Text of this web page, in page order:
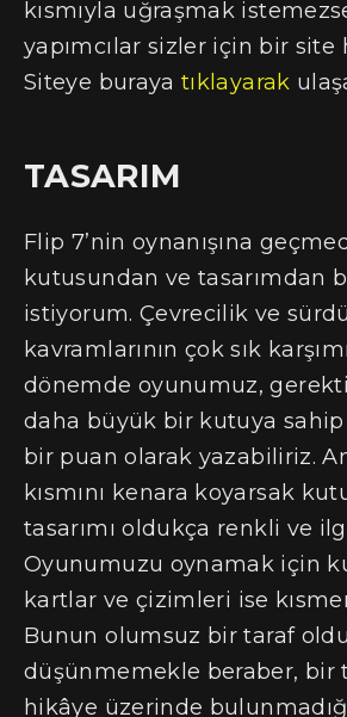
kısmıyla uğraşmak
yapımcılar sizler için bir site
Siteye burayatıklayarak
TASARIM
Flip 7’nin oynanışına
kutusundan ve tasarımdan
istiyorum. Çevrecilik ve
kavramlarının çok sık
dönemde oyunumuz,
daha büyük bir kutuya
bir puan olarak yazabiliriz.
kısmını kenara koyarsak
tasarımı oldukça renkli ve
Oyunumuzu oynamak için
kartlar ve çizimleri ise
Bunun olumsuz bir taraf
düşünmemekle beraber, bir
hikâye üzerinde